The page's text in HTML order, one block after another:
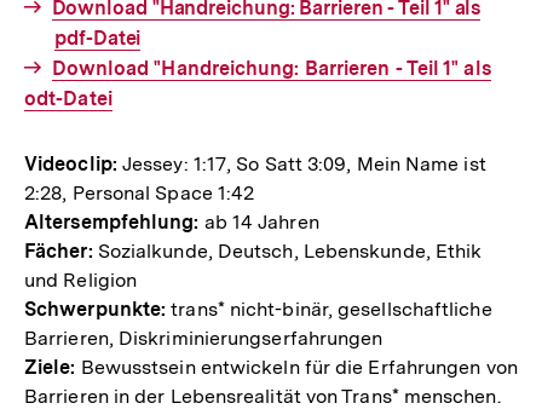
Interner
Link:
Download "Handreichung: Barrieren - Teil 1" als
pdf-Datei
Interner
Link:
Download "Handreichung: Barrieren - Teil 1" als
odt-Datei
Videoclip: Jessey: 1:17, So Satt 3:09, Mein Name ist
2:28, Personal Space 1:42
Altersempfehlung: ab 14 Jahren
Fächer: Sozialkunde, Deutsch, Lebenskunde, Ethik
und Religion
Schwerpunkte: trans* nicht-binär, gesellschaftliche
Barrieren, Diskriminierungserfahrungen
Ziele: Bewusstsein entwickeln für die Erfahrungen von
Barrieren in der Lebensrealität von Trans* menschen.